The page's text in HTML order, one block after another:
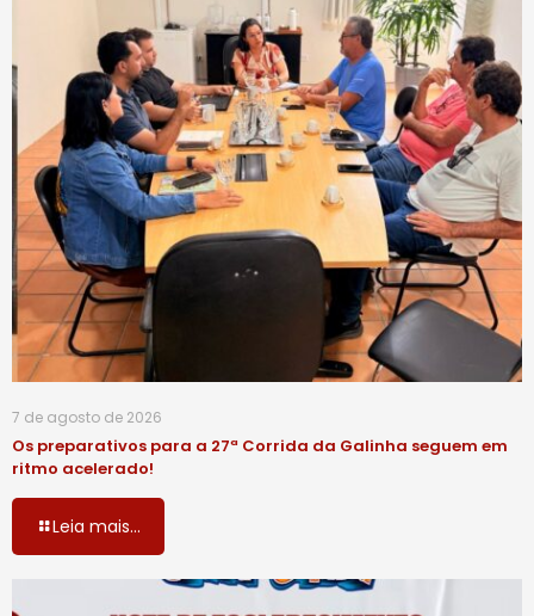
7 de agosto de 2026
Os preparativos para a 27ª Corrida da Galinha seguem em
ritmo acelerado!
Leia mais...